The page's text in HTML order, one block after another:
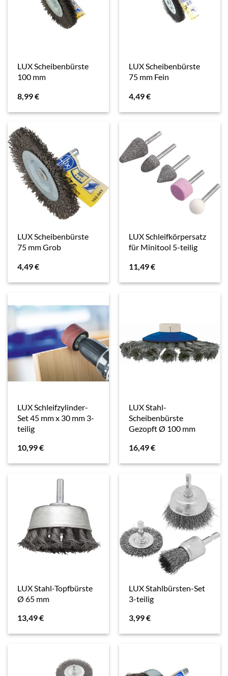
LUX Scheibenbürste
100 mm
8,99€
LUX Scheibenbürste
75 mm Fein
4,49€
LUX Scheibenbürste
75 mm Grob
4,49€
LUX Schleifkörpersatz
für Minitool 5-teilig
11,49€
LUX Schleifzylinder-
Set 45 mm x 30 mm 3-
teilig
10,99€
LUX Stahl-
Scheibenbürste
Gezopft Ø 100 mm
16,49€
LUX Stahl-Topfbürste
Ø 65 mm
13,49€
LUX Stahlbürsten-Set
3-teilig
3,99€